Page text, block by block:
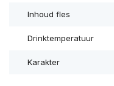
Inhoud fles
Drinktemperatuur
Karakter